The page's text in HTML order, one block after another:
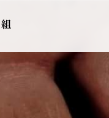
食品輸
こだわり